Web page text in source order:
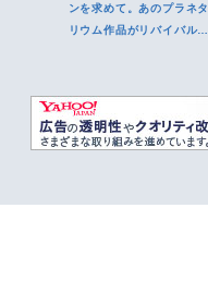
ンを求めて。あのプラネタ
リウム作品がリバイバル上